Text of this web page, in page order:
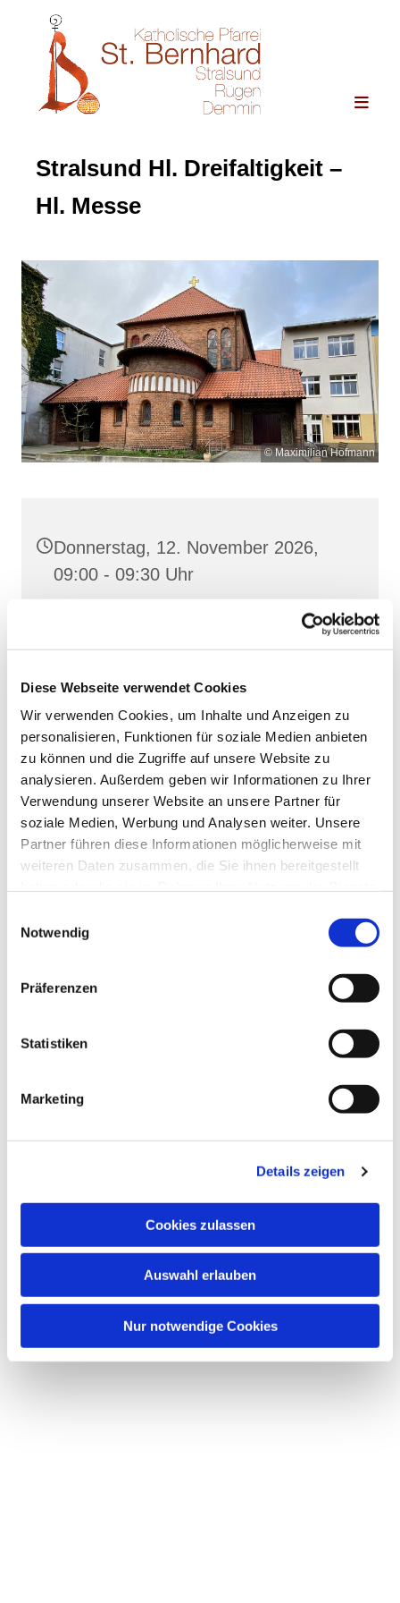
Diese Webseite verwendet Cookies
Wir verwenden Cookies, um Inhalte und Anzeigen zu
personalisieren, Funktionen für soziale Medien anbieten
zu können und die Zugriffe auf unsere Website zu
analysieren. Außerdem geben wir Informationen zu Ihrer
Verwendung unserer Website an unsere Partner für
soziale Medien, Werbung und Analysen weiter. Unsere
Partner führen diese Informationen möglicherweise mit
weiteren Daten zusammen, die Sie ihnen bereitgestellt
Notwendig
Präferenzen
Statistiken
Marketing
Details zeigen
Cookies zulassen
Auswahl erlauben
Nur notwendige Cookies
Stralsund Hl. Dreifaltigkeit –
Hl. Messe
© Maximilian Hofmann
Donnerstag, 12. November 2026,
09:00 - 09:30 Uhr
Frankenstraße 39, 18439 Stralsund